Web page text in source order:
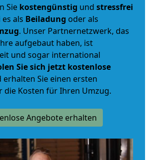
Sie kostengünstig und stressfrei
es als Beiladung oder als
. Unser Partnernetzwerk, das
aufgebaut haben, ist
und sogar international
Sie sich jetzt kostenlose
erhalten Sie einen ersten
die Kosten für Ihren Umzug.
Angebote erhalten